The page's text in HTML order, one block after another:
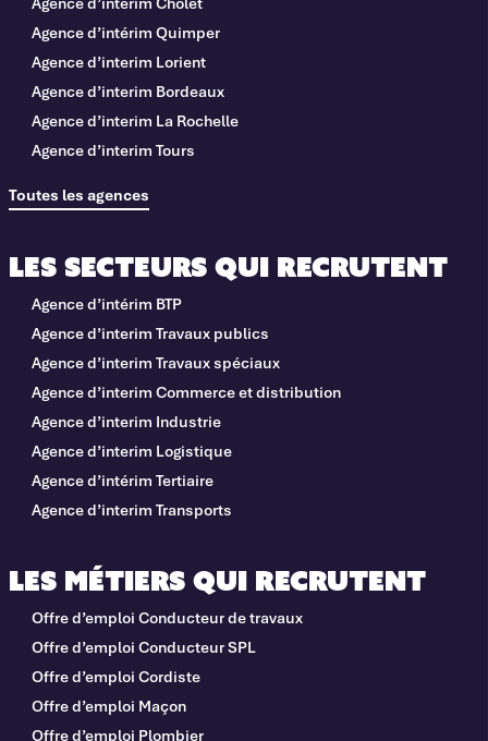
Agence d’intérim Quimper
Agence d’interim Lorient
Agence d’interim Bordeaux
Agence d’interim La Rochelle
Agence d’interim Tours
Toutes les agences
Les métiers qui recrutent
Offre d’emploi Conducteur de travaux
Offre d’emploi Conducteur SPL
Offre d’emploi Cordiste
Offre d’emploi Maçon
Offre d’emploi Plombier
Les secteurs qui recrutent
Agence d’intérim BTP
Agence d’interim Travaux publics
Agence d’interim Travaux spéciaux
Agence d’interim Commerce et distribution
Agence d’interim Industrie
Agence d’interim Logistique
Agence d’intérim Tertiaire
Agence d’interim Transports